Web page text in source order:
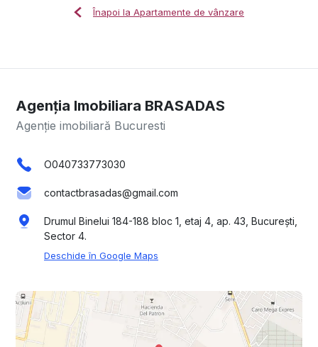
Înapoi la Apartamente de vânzare
Agenția Imobiliara BRASADAS
Agenție imobiliară Bucuresti
O040733773030
contactbrasadas@gmail.com
Drumul Binelui 184-188 bloc 1, etaj 4, ap. 43, București,
Sector 4.
Deschide în Google Maps